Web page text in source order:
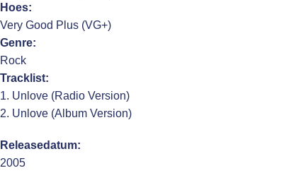
Hoes:
Very Good Plus (VG+)
Genre:
Rock
Tracklist:
1. Unlove (Radio Version)
2. Unlove (Album Version)
Releasedatum:
2005